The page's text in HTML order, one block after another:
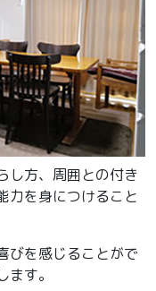
し方、周囲との付き
力を身につけること
びを感じることがで
す。